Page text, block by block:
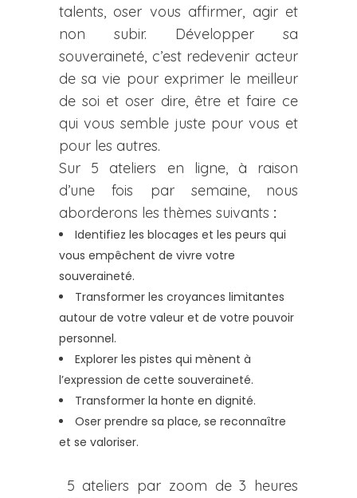
talents, oser vous affirmer, agir et
non subir. Développer sa
souveraineté, c’est redevenir acteur
de sa vie pour exprimer le meilleur
de soi et oser dire, être et faire ce
qui vous semble juste pour vous et
pour les autres.
Sur 5 ateliers en ligne, à raison
d’une fois par semaine, nous
aborderons les thèmes suivants :
Identifiez les blocages et les peurs qui
vous empêchent de vivre votre
souveraineté.
Transformer les croyances limitantes
autour de votre valeur et de votre pouvoir
personnel.
Explorer les pistes qui mènent à
l’expression de cette souveraineté.
Transformer la honte en dignité.
Oser prendre sa place, se reconnaître
et se valoriser.
5 ateliers par zoom de 3 heures